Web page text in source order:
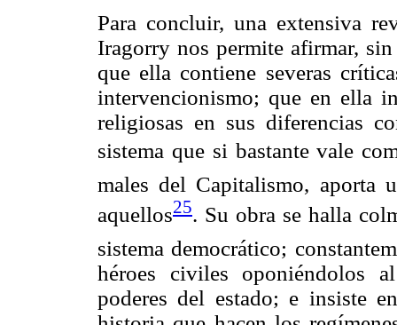
Para concluir, una extensiva
Iragorry nos permite afirmar,
que ella contiene severas
intervencionismo; que en ella
religiosas en sus diferencias
sistema que si bastante vale
males del Capitalismo, aporta
aquellos25. Su obra se halla
sistema democrático;
héroes civiles oponiéndolos
poderes del estado; e insiste